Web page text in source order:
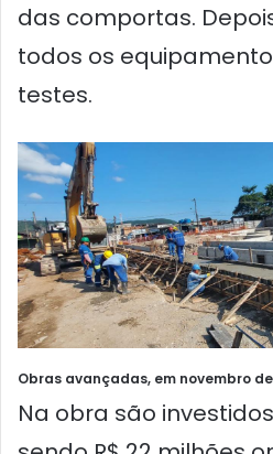
das comportas.
todos os
testes.
Obras avançadas, em novembro de
Na obra são